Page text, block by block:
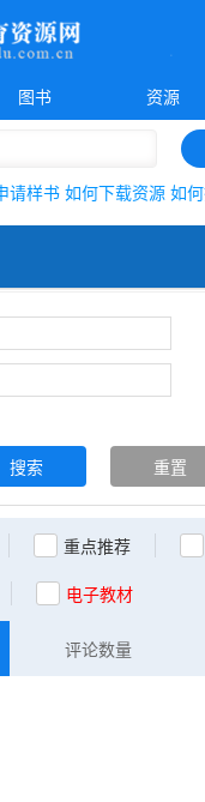
图书 资源
请样书 如何下载资源 如
搜索 重置
重点推荐
电子教材
评论数量